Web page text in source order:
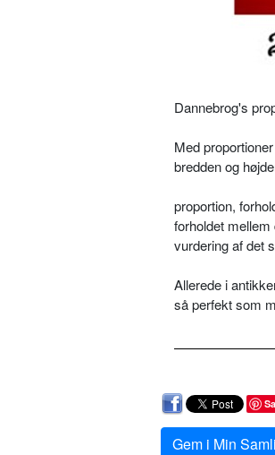
Dannebrog's
Med
bredden og
proportion,
forholdet
vurdering af det
Allerede i
så perfekt som
Gem i Min